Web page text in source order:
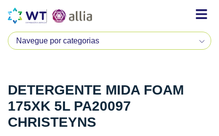
DETERGENTE MIDA FOAM
175XK 5L PA20097
CHRISTEYNS